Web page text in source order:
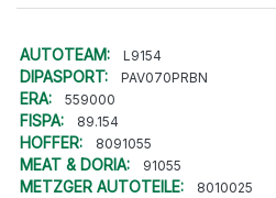
AUTOTEAM: L9154
DIPASPORT: PAV070PRBN
ERA: 559000
FISPA: 89.154
HOFFER: 8091055
MEAT & DORIA: 91055
METZGER AUTOTEILE: 8010025